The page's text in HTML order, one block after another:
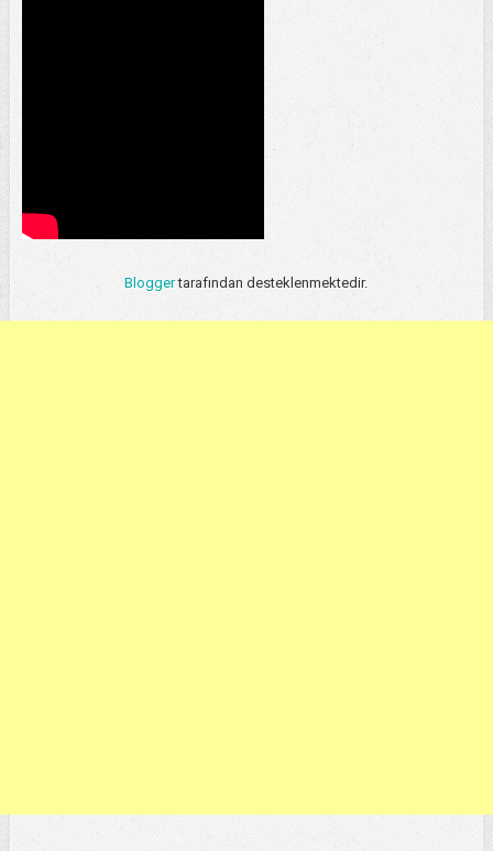
Bloggertarafından desteklenmektedir.